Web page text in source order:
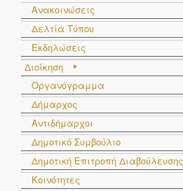
Ανακοινώσεις
Δελτία Τύπου
Εκδηλώσεις
Διοίκηση
Οργανόγραμμα
Δήμαρχος
Αντιδήμαρχοι
Δημοτικό Συμβούλιο
Δημοτική Επιτροπή Διαβούλευσης
Κοινότητες